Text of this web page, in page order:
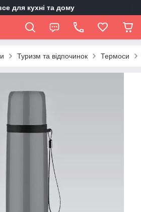
для кухні та дому
Туризм та відпочинок Термоси